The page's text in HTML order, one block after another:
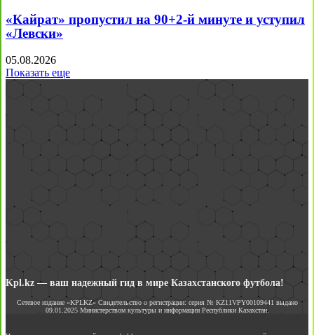
«Кайрат» пропустил на 90+2-й минуте и уступил
«Левски»
05.08.2026
Показать еще
Kpl.kz — ваш надежный гид в мире Казахстанского футбола!
Сетевое издание «KPLKZ» Свидетельство о регистрации: серия № KZ11VPY00109441 выдано
09.01.2025 Министерством культуры и информации Республики Казахстан.